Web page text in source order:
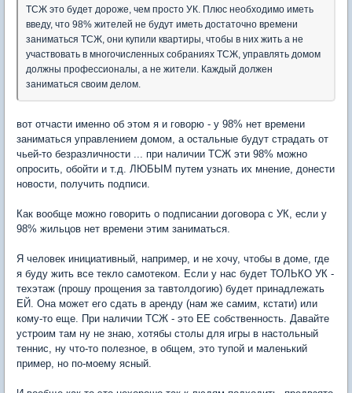
ТСЖ это будет дороже, чем просто УК. Плюс необходимо иметь
введу, что 98% жителей не будут иметь достаточно времени
заниматься ТСЖ, они купили квартиры, чтобы в них жить а не
участвовать в многочисленных собраниях ТСЖ, управлять домом
должны профессионалы, а не жители. Каждый должен
заниматься своим делом.
вот отчасти именно об этом я и говорю - у 98% нет времени
заниматься управлением домом, а остальные будут страдать от
чьей-то безразличности ... при наличии ТСЖ эти 98% можно
опросить, обойти и т.д. ЛЮБЫМ путем узнать их мнение, донести
новости, получить подписи.
Как вообще можно говорить о подписании договора с УК, если у
98% жильцов нет времени этим заниматься.
Я человек инициативный, например, и не хочу, чтобы в доме, где
я буду жить все текло самотеком. Если у нас будет ТОЛЬКО УК -
техэтаж (прошу прощения за тавтолдогию) будет принадлежать
ЕЙ. Она может его сдать в аренду (нам же самим, кстати) или
кому-то еще. При наличии ТСЖ - это ЕЕ собственность. Давайте
устроим там ну не знаю, хотябы столы для игры в настольный
теннис, ну что-то полезное, в общем, это тупой и маленький
пример, но по-моему ясный.